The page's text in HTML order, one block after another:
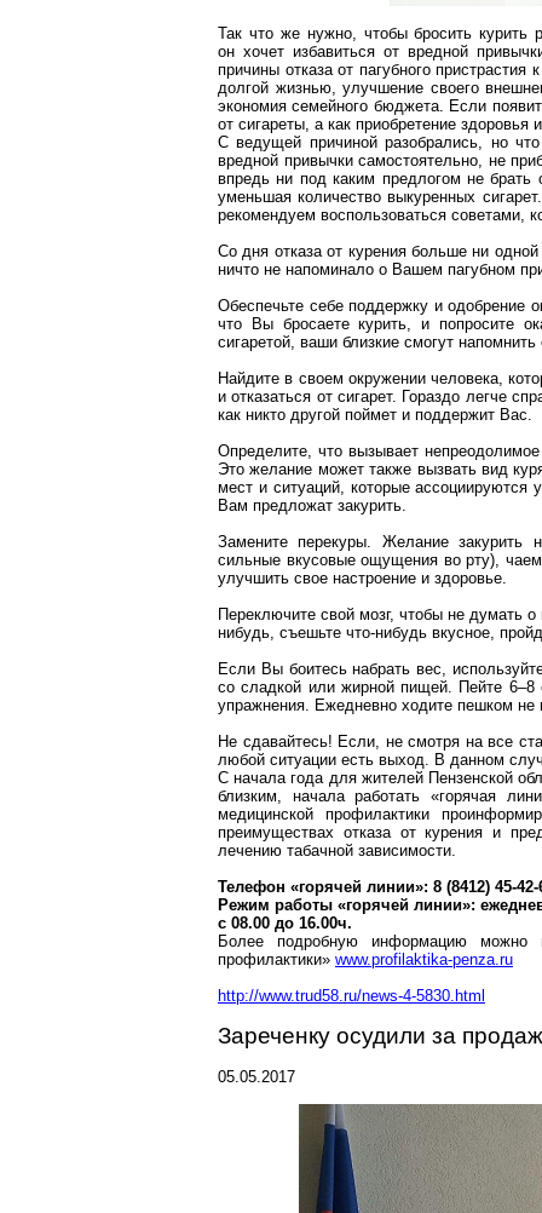
Так что же нужно, чтобы бросить курить
он хочет избавиться от вредной
причины отказа от пагубного
долгой жизнью, улучшение своего
экономия семейного бюджета. Если
от сигареты, а как приобретение
С ведущей причиной разобрались, но что
вредной привычки самостоятельно, не
впредь ни под каким предлогом не брать
уменьшая количество выкуренных
рекомендуем воспользоваться советами,
Со дня отказа от курения больше ни
ничто не напоминало о Вашем пагубном
Обеспечьте себе поддержку и
что Вы бросаете курить, и попросите
сигаретой, ваши близкие смогут
Найдите в своем окружении человека,
и отказаться от сигарет. Гораздо легче
как никто другой поймет и поддержит Вас.
Определите, что вызывает
Это желание может также вызвать вид
мест и ситуаций, которые ассоциируются
Вам предложат закурить.
Замените перекуры. Желание закурить
сильные вкусовые ощущения во рту),
улучшить свое настроение и здоровье.
Переключите свой мозг, чтобы не думать
нибудь, съешьте что-нибудь вкусное,
Если Вы боитесь набрать вес,
со сладкой или жирной пищей. Пейте
упражнения. Ежедневно ходите пешком не
Не сдавайтесь! Если, не смотря на все
любой ситуации есть выход. В данном
С начала года для жителей Пензенской
близким, начала работать «горячая
медицинской профилактики
преимуществах отказа от курения и
лечению табачной зависимости.
Телефон «горячей линии»: 8 (8412) 45-42-
Режим работы «горячей линии»:
с 08.00 до 16.00ч.
Более подробную информацию можно
профилактики» www.profilaktika-penza.ru
http://www.trud58.ru/news-4-5830.html
Зареченку осудили за
05.05.2017